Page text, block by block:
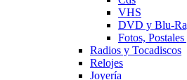
VHS
DVD y Blu-
Fotos, Postales
Radios y Tocadiscos
Relojes
Joyería